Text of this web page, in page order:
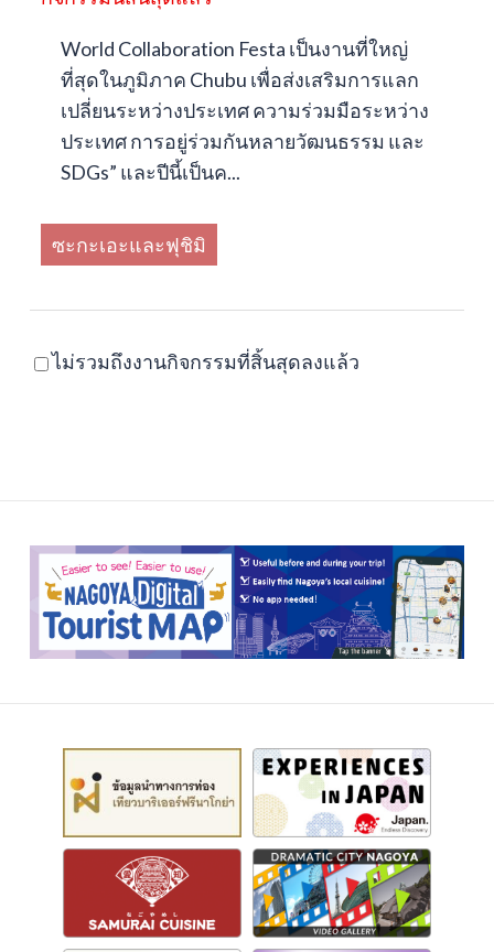
World Collaboration Festa เป็นงานที่ใหญ่
ที่สุดในภูมิภาค Chubu เพื่อส่งเสริมการแลก
เปลี่ยนระหว่างประเทศ ความร่วมมือระหว่าง
ประเทศ การอยู่ร่วมกันหลายวัฒนธรรม และ
SDGs” และปีนี้เป็นค...
ซะกะเอะและฟุชิมิ
ไม่รวมถึงงานกิจกรรมที่สิ้นสุดลงแล้ว